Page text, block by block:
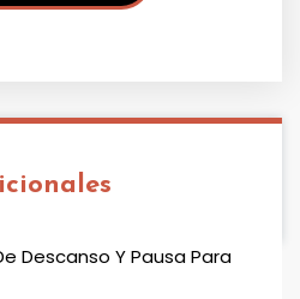
Descanso Y Pausa Para